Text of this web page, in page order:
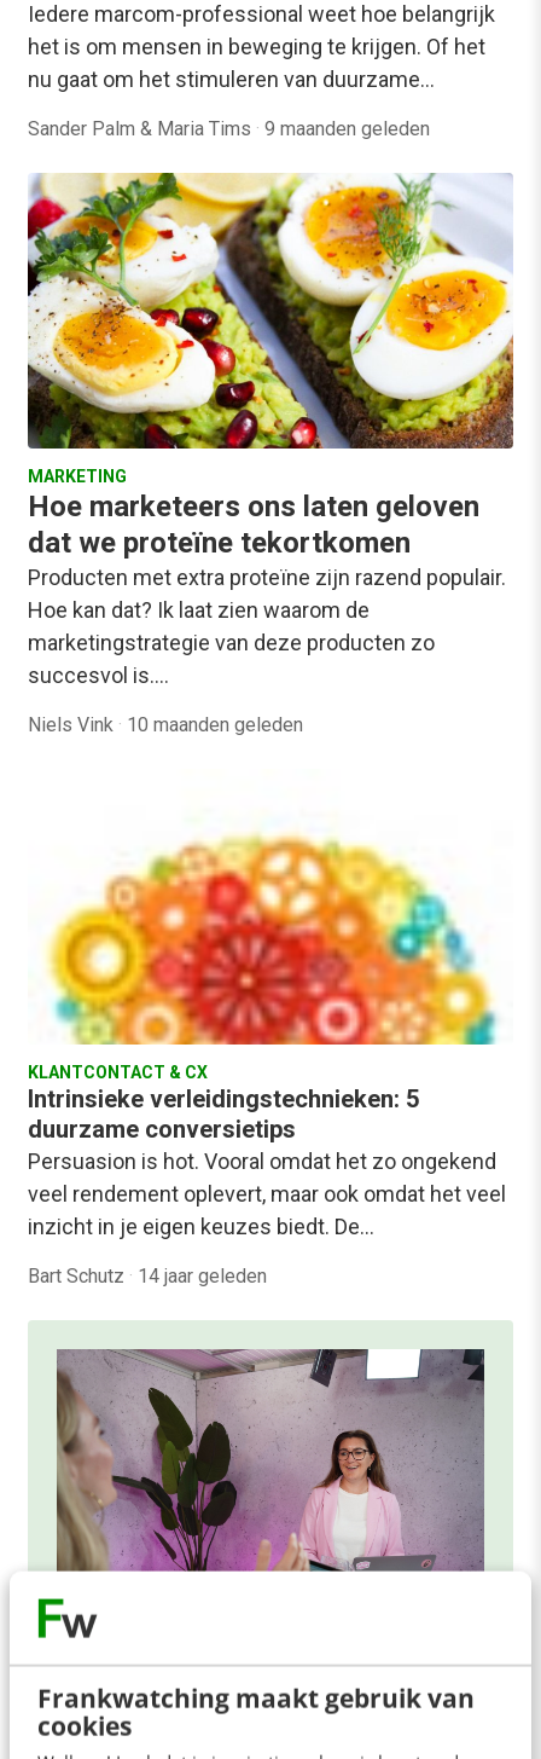
Frankwatching maakt gebruik van
cookies
Iedere marcom-professional weet hoe belangrijk
het is om mensen in beweging te krijgen. Of het
nu gaat om het stimuleren van duurzame…
Sander Palm & Maria Tims · 9 maanden geleden
MARKETING
Hoe marketeers ons laten geloven
dat we proteïne tekortkomen
Producten met extra proteïne zijn razend populair.
Hoe kan dat? Ik laat zien waarom de
marketingstrategie van deze producten zo
succesvol is.…
Niels Vink · 10 maanden geleden
KLANTCONTACT & CX
Intrinsieke verleidingstechnieken: 5
duurzame conversietips
Persuasion is hot. Vooral omdat het zo ongekend
veel rendement oplevert, maar ook omdat het veel
inzicht in je eigen keuzes biedt. De…
Bart Schutz · 14 jaar geleden
ONLINE MASTERCLASS
De nieuwe SEO- & GEO-